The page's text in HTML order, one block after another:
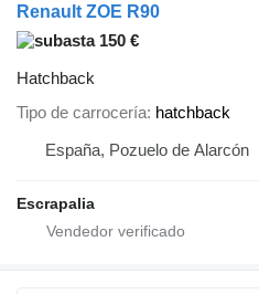
Renault ZOE R90
150 €
Hatchback
Tipo de carrocería hatchback
España, Pozuelo de Alarcón
Escrapalia